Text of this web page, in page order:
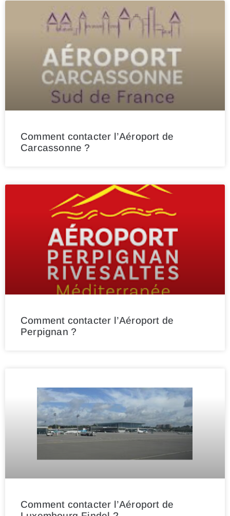
Comment contacter l’Aéroport de
Carcassonne ?
Comment contacter l’Aéroport de
Perpignan ?
Comment contacter l’Aéroport de